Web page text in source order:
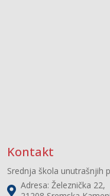
Kontakt
Srednja škola unutrašnjih
Adresa: Železnička 22,